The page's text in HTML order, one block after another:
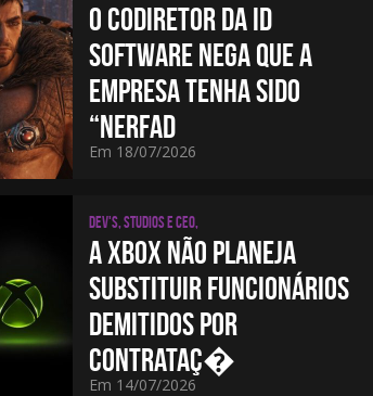
O CODIRETOR DA ID
SOFTWARE NEGA QUE A
EMPRESA TENHA SIDO
“NERFAD
Em 18/07/2026
Dev's, studios e CEO,
A XBOX NÃO PLANEJA
SUBSTITUIR FUNCIONÁRIOS
DEMITIDOS POR
CONTRATAÇ�
Em 14/07/2026